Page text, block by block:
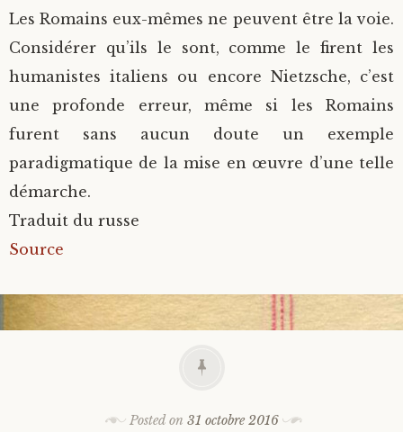
Les Romains eux-mêmes ne peuvent être la voie.
Considérer qu’ils le sont, comme le firent les
humanistes italiens ou encore Nietzsche, c’est
une profonde erreur, même si les Romains
furent sans aucun doute un exemple
paradigmatique de la mise en œuvre d’une telle
démarche.
Traduit du russe
Source
Posted on31 octobre 2016